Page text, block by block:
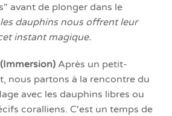
avant de plonger dans le
dauphins nous offrent leur
instant magique.
Après un petit-
nous partons à la rencontre du
avec les dauphins libres ou
coralliens. C'est un temps de